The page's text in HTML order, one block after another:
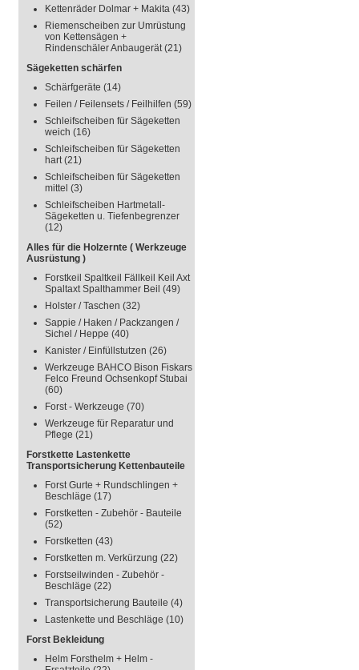
Kettenräder Dolmar + Makita (43)
Riemenscheiben zur Umrüstung
von Kettensägen +
Rindenschäler Anbaugerät(21)
Sägeketten schärfen
Schärfgeräte (14)
Feilen / Feilensets / Feilhilfen (59)
Schleifscheiben für Sägeketten
weich (16)
Schleifscheiben für Sägeketten
hart(21)
Schleifscheiben für Sägeketten
mittel (3)
Schleifscheiben Hartmetall-
Sägeketten u. Tiefenbegrenzer
(12)
Alles für die Holzernte ( Werkzeuge
Ausrüstung )
Forstkeil Spaltkeil Fällkeil Keil Axt
Spaltaxt Spalthammer Beil (49)
Holster / Taschen (32)
Sappie / Haken / Packzangen /
Sichel / Heppe (40)
Kanister / Einfüllstutzen (26)
Werkzeuge BAHCO Bison Fiskars
Felco Freund Ochsenkopf Stubai
(60)
Forst - Werkzeuge (70)
Werkzeuge für Reparatur und
Pflege (21)
Forstkette Lastenkette
Transportsicherung Kettenbauteile
Forst Gurte + Rundschlingen +
Beschläge (17)
Forstketten - Zubehör - Bauteile
(52)
Forstketten (43)
Forstketten m. Verkürzung (22)
Forstseilwinden - Zubehör -
Beschläge (22)
Transportsicherung Bauteile (4)
Lastenkette und Beschläge (10)
Forst Bekleidung
Helm Forsthelm + Helm -